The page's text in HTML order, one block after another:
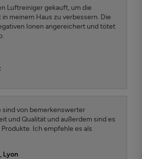
Luftreiniger gekauft, um die
meinem Haus zu verbessern. Die
Ionen angereichert und tötet
sind von bemerkenswerter
und Qualität und außerdem sind es
Ich empfehle es als
, Lyon